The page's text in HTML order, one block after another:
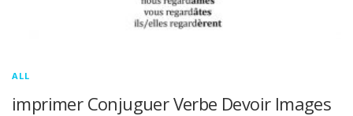
ALL
imprimer Conjuguer Verbe Devoir Images